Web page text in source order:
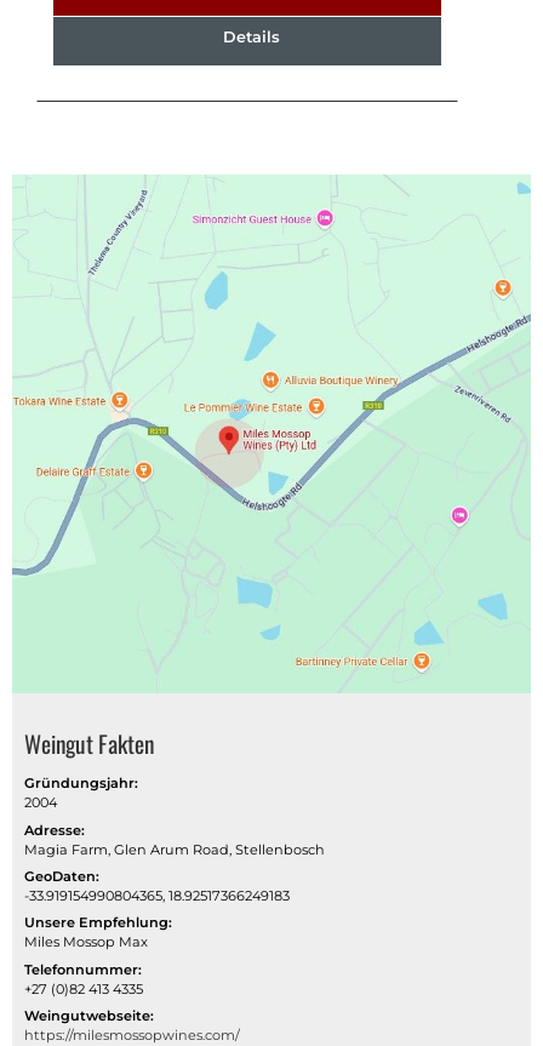
Details
Weingut Fakten
Gründungsjahr:
2004
Adresse:
Magia Farm, Glen Arum Road, Stellenbosch
GeoDaten:
-33.919154990804365, 18.92517366249183
Unsere Empfehlung:
Miles Mossop Max
Telefonnummer:
+27 (0)82 413 4335
Weingutwebseite:
https://milesmossopwines.com/